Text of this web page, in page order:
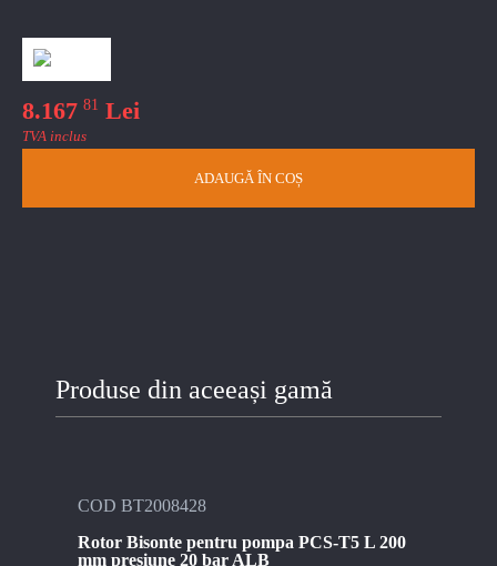
8.167 81 Lei
TVA inclus
ADAUGĂ ÎN COȘ
Produse din aceeași gamă
COD BT2008428
Rotor Bisonte pentru pompa PCS-T5 L 200
mm presiune 20 bar ALB